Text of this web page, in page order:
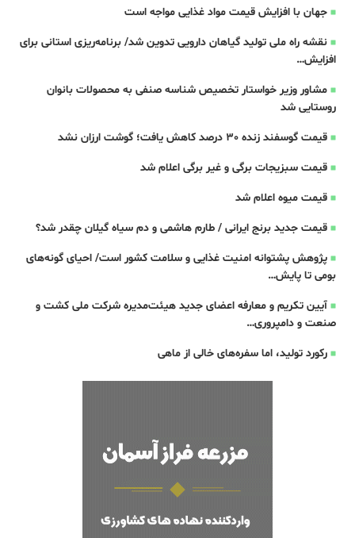
جهان با افزایش قیمت مواد غذایی مواجه است
نقشه راه ملی تولید گیاهان دارویی تدوین شد/ برنامه‌ریزی استانی برای
افزایش…
مشاور وزیر خواستار تخصیص شناسه صنفی به محصولات بانوان
روستایی شد
قیمت گوسفند زنده 30 درصد کاهش یافت؛ گوشت ارزان نشد
قیمت سبزیجات برگی و غیر برگی اعلام شد
قیمت میوه اعلام شد
قیمت جدید برنج ایرانی / طارم هاشمی و دم سیاه گیلان چقدر شد؟
پژوهش پشتوانه امنیت غذایی و سلامت کشور است/ احیای گونه‌های
بومی تا پایش…
آیین تکریم و معارفه اعضای جدید هیئت‌مدیره شرکت ملی کشت و
صنعت و دامپروری…
رکورد تولید، اما سفره‌های خالی از ماهی